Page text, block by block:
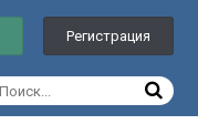
Регистрация